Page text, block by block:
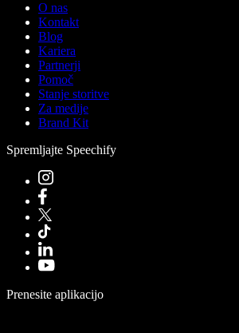
O nas
Kontakt
Blog
Kariera
Partnerji
Pomoč
Stanje storitve
Za medije
Brand Kit
Spremljajte Speechify
Prenesite aplikacijo